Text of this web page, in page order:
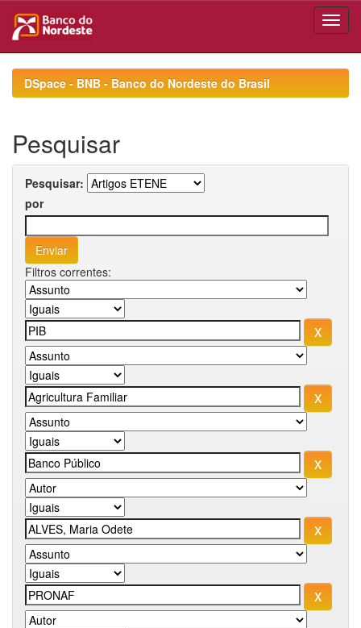
navigationDSpace - BNB - Banco do Nordeste do Brasil
Pesquisar
Pesquisar:
por
Filtros correntes: